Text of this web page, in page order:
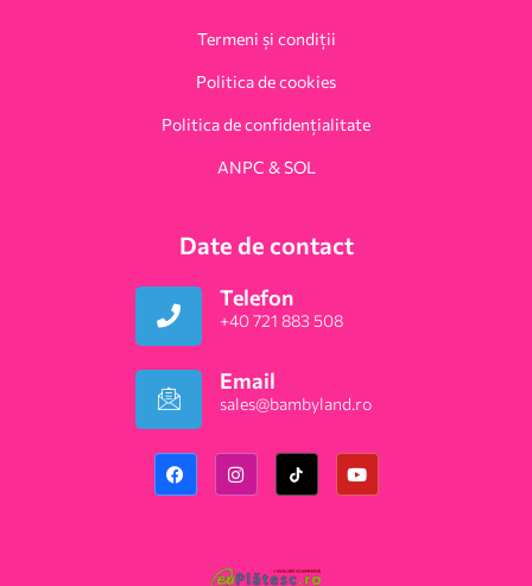
Termeni și condiții
Politica de cookies
Politica de confidențialitate
ANPC & SOL
Date de contact
Telefon
+40 721 883 508
Email
sales@bambyland.ro​